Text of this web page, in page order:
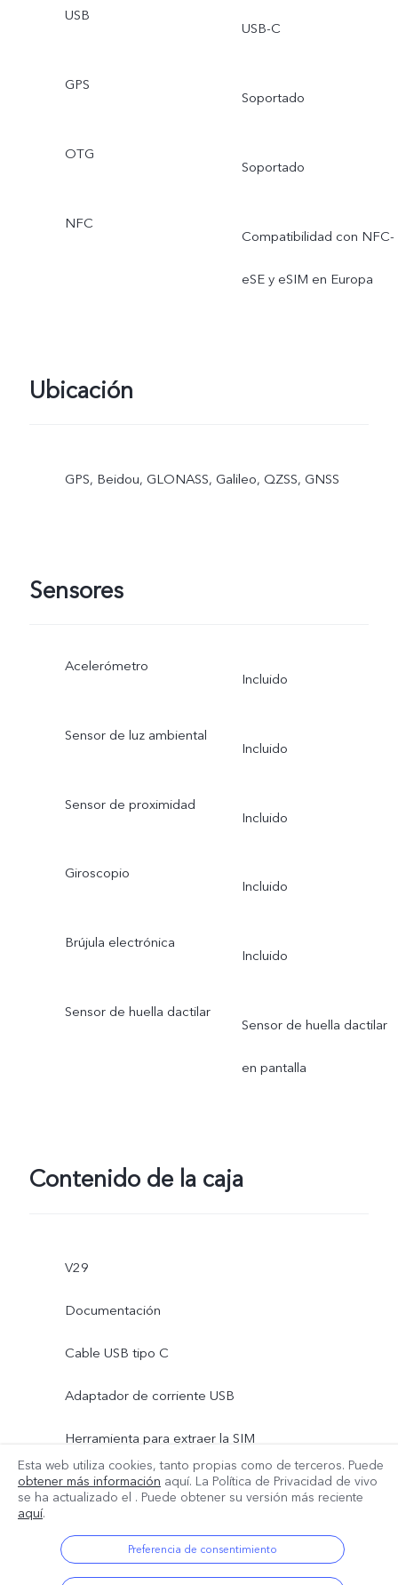
USB
USB-C
GPS
Soportado
OTG
Soportado
NFC
Compatibilidad con NFC-
eSE y eSIM en Europa
Ubicación
GPS, Beidou, GLONASS, Galileo, QZSS, GNSS
Sensores
Acelerómetro
Incluido
Sensor de luz ambiental
Incluido
Sensor de proximidad
Incluido
Giroscopio
Incluido
Brújula electrónica
Incluido
Sensor de huella dactilar
Sensor de huella dactilar
en pantalla
Contenido de la caja
V29
Documentación
Cable USB tipo C
Adaptador de corriente USB
Herramienta para extraer la SIM
Funda de teléfono
Más
Esta web utiliza cookies, tanto propias como de terceros. Puede
obtener más información aquí. La Política de Privacidad de vivo
se ha actualizado el . Puede obtener su versión más reciente
aquí.
Preferencia de consentimiento